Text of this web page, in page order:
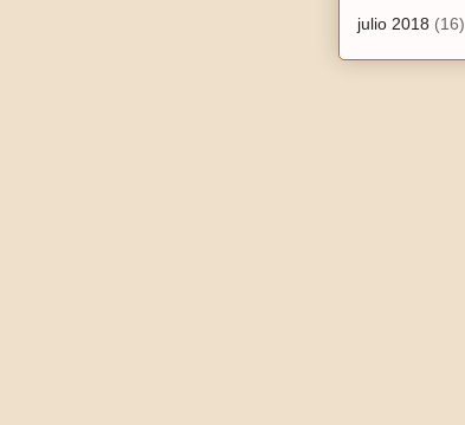
julio 2018 (16)